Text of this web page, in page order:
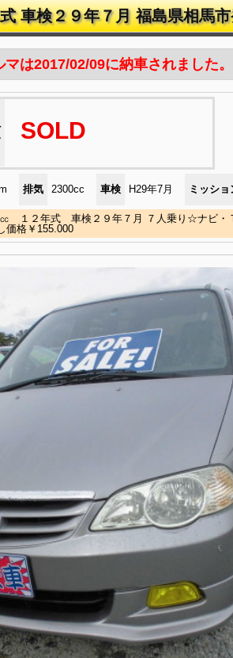
車検２９年７月 福島県相馬
マは2017/02/09に納車されました。
SOLD
排気 2300cc 車検 H29年7月 ミッショ
１２年式 車検２９年７月 ７人乗り☆ナビ・
価格￥155.000